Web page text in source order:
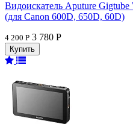
Видоискатель Aputure
(для Canon 600D, 650D, 60D)
4 200 Р 3 780 Р